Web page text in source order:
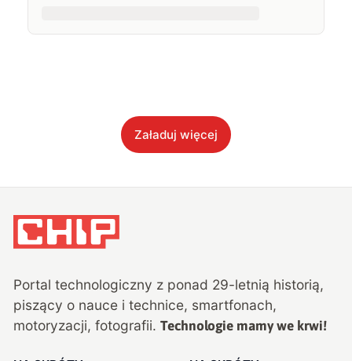
Załaduj więcej
Portal technologiczny z ponad 29-letnią historią,
piszący o nauce i technice, smartfonach,
motoryzacji, fotografii. Technologie mamy we krwi!